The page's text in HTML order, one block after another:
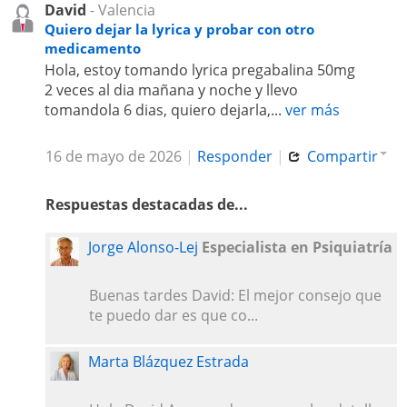
David - Valencia
Quiero dejar la lyrica y probar con otro
medicamento
Hola, estoy tomando lyrica pregabalina 50mg
2 veces al dia mañana y noche y llevo
tomandola 6 dias, quiero dejarla,... ver más
16 de mayo de 2026 | Responder | Compartir
Respuestas destacadas de...
Jorge Alonso-Lej Especialista en Psiquiatría
Buenas tardes David: El mejor consejo que
te puedo dar es que co...
Marta Blázquez Estrada